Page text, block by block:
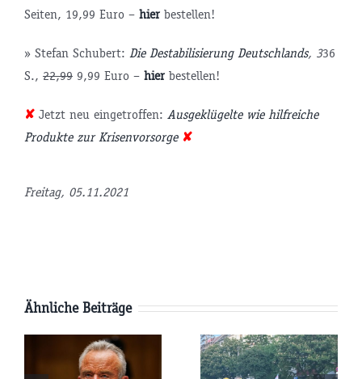
Seiten, 19,99 Euro – hierbestellen!
» Stefan Schubert: Die Destabilisierung Deutschlands, 336
S., 22,999,99 Euro – hier bestellen!
✘ Jetzt neu eingetroffen: Ausgeklügelte wie hilfreiche
Produkte zur Krisenvorsorge ✘
Freitag, 05.11.2021
Ähnliche Beiträge
AfD-
Parteitag:
Pläne: